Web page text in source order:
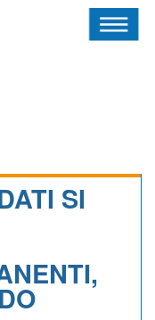
SI